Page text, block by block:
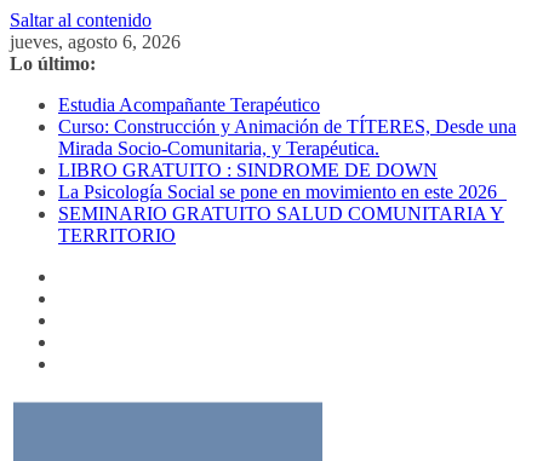
Saltar al contenido
jueves, agosto 6, 2026
Lo último:
Estudia Acompañante Terapéutico
Curso: Construcción y Animación de TÍTERES, Desde una
Mirada Socio-Comunitaria, y Terapéutica.
LIBRO GRATUITO : SINDROME DE DOWN
La Psicología Social se pone en movimiento en este 2026
SEMINARIO GRATUITO SALUD COMUNITARIA Y
TERRITORIO